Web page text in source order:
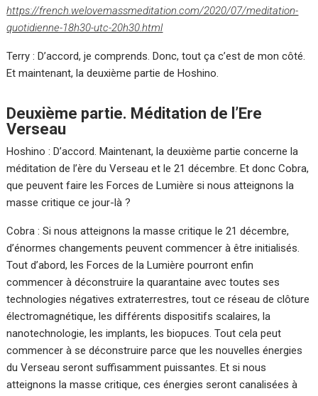
https://french.welovemassmeditation.com/2020/07/meditation-
quotidienne-18h30-utc-20h30.html
Terry : D’accord, je comprends. Donc, tout ça c’est de mon côté.
Et maintenant, la deuxième partie de Hoshino.
Deuxième partie. Méditation de l’Ere
Verseau
Hoshino : D’accord. Maintenant, la deuxième partie concerne la
méditation de l’ère du Verseau et le 21 décembre. Et donc Cobra,
que peuvent faire les Forces de Lumière si nous atteignons la
masse critique ce jour-là ?
Cobra : Si nous atteignons la masse critique le 21 décembre,
d’énormes changements peuvent commencer à être initialisés.
Tout d’abord, les Forces de la Lumière pourront enfin
commencer à déconstruire la quarantaine avec toutes ses
technologies négatives extraterrestres, tout ce réseau de clôture
électromagnétique, les différents dispositifs scalaires, la
nanotechnologie, les implants, les biopuces. Tout cela peut
commencer à se déconstruire parce que les nouvelles énergies
du Verseau seront suffisamment puissantes. Et si nous
atteignons la masse critique, ces énergies seront canalisées à